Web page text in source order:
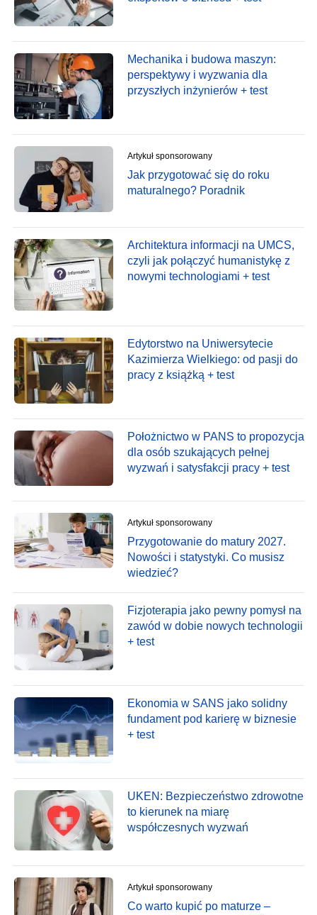
Mechanika i budowa maszyn:
perspektywy i wyzwania dla
przyszłych inżynierów + test
Artykuł sponsorowany
Jak przygotować się do roku
maturalnego? Poradnik
Architektura informacji na UMCS,
czyli jak połączyć humanistykę z
nowymi technologiami + test
Edytorstwo na Uniwersytecie
Kazimierza Wielkiego: od pasji do
pracy z książką + test
Położnictwo w PANS to propozycja
dla osób szukających pełnej
wyzwań i satysfakcji pracy + test
Artykuł sponsorowany
Przygotowanie do matury 2027.
Nowości i statystyki. Co musisz
wiedzieć?
Fizjoterapia jako pewny pomysł na
zawód w dobie nowych technologii
+ test
Ekonomia w SANS jako solidny
fundament pod karierę w biznesie
+ test
UKEN: Bezpieczeństwo zdrowotne
to kierunek na miarę
współczesnych wyzwań
Artykuł sponsorowany
Co warto kupić po maturze –